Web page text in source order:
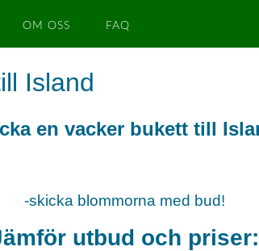
OM OSS FAQ
Island
en vacker bukett till
-skicka blommorna med bud!
utbud och priser: